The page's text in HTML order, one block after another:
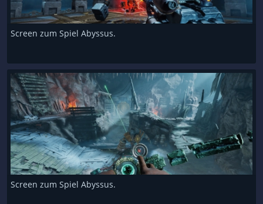
Screen zum Spiel Abyssus.
Screen zum Spiel Abyssus.